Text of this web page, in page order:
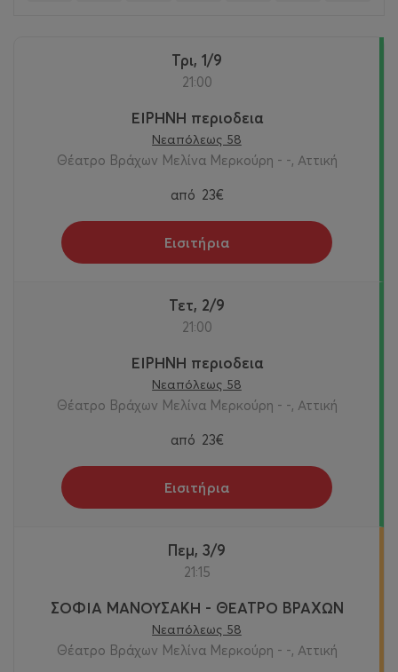
Τρι, 1/9
21:00
ΕΙΡΗΝΗ περιοδεια
Νεαπόλεως 58
Θέατρο Βράχων Μελίνα Μερκούρη - -, Αττική
από 23€
Εισιτήρια
Τετ, 2/9
21:00
ΕΙΡΗΝΗ περιοδεια
Νεαπόλεως 58
Θέατρο Βράχων Μελίνα Μερκούρη - -, Αττική
από 23€
Εισιτήρια
Πεμ, 3/9
21:15
ΣΟΦΙΑ ΜΑΝΟΥΣΑΚΗ - ΘΕΑΤΡΟ ΒΡΑΧΩΝ
Νεαπόλεως 58
Θέατρο Βράχων Μελίνα Μερκούρη - -, Αττική